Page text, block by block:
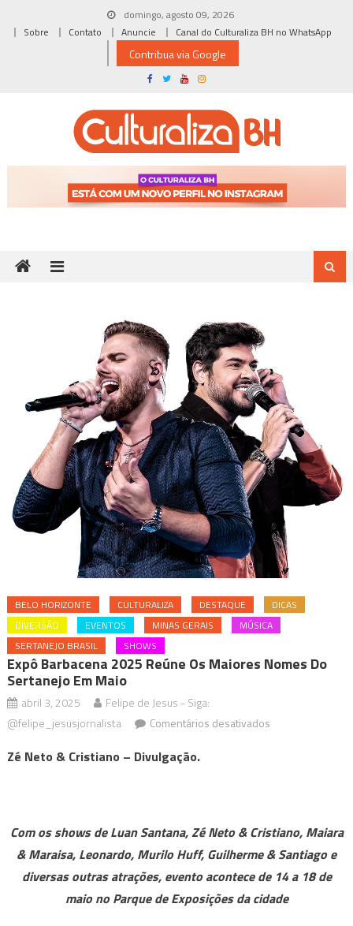
domingo, agosto 09, 2026
Sobre
Contato Anuncie Canal do Culturaliza BH no WhatsApp
Contribua via Google
BELO HORIZONTE CULTURALIZA DESTAQUE
DICAS
DIVERSÃO
EVENTOS MINAS GERAIS
MÚSICA
SERTANEJO BRASIL
SHOWS
Expô Barbacena 2025 Reúne Os Maiores Nomes Do
Sertanejo Em Maio
abril 3, 2025
Felipe de Jesus - Siga:
@felipe_jesusjornalista
Comentários desativadosem
maiores
nomes
do
sertanejo
Zé Neto & Cristiano – Divulgação.
Com os shows de Luan Santana, Zé Neto & Cristiano, Maiara
& Maraisa, Leonardo, Murilo Huff, Guilherme & Santiago e
diversas outras atrações, evento acontece de 14 a 18 de
maio no Parque de Exposições da cidade